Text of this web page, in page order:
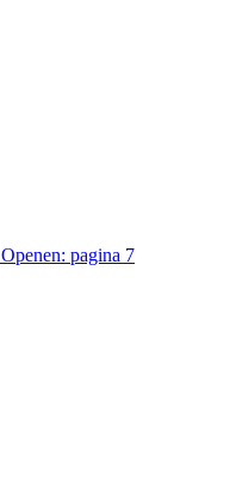
Openen: pagina 7